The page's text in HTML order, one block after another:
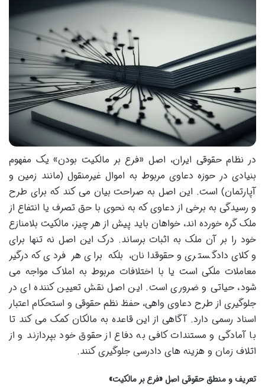
در نظام حقوقی ایران، اصل «فرع بر مالکیت بودن» یک مفهوم
بنیادی در حوزه دعاوی مربوط به اموال غیرمنقول (مانند زمین و
آپارتمان) است. این اصل به صراحت بیان می کند که برای طرح
و رسیدگی به برخی از دعاوی که به نحوی با حق تصرف یا انتفاع از
ملک گره خورده اند، خواهان باید پیش از هر چیز، مالکیت بلامنازع
خود را بر آن ملک به اثبات برساند. درک این اصل نه تنها برای
وکلای دادگستری و حقوقدانان، بلکه برای هر فردی که درگیر
معاملات ملکی است یا با اختلافات مربوط به املاک مواجه می
شود، حیاتی و ضروری است. این اصل نقش تعیین کننده ای در
جلوگیری از طرح دعاوی واهی، حفظ نظم حقوقی و استحکام اعتبار
اسناد رسمی دارد. آگاهی از این قاعده به مالکان کمک می کند تا
با آمادگی و مستندات کافی به دفاع از حقوق خود بپردازند و از
اتلاف زمان و هزینه های دادرسی جلوگیری کنند.
تعریف و منطق حقوقی اصل «فرع بر مالکیت»